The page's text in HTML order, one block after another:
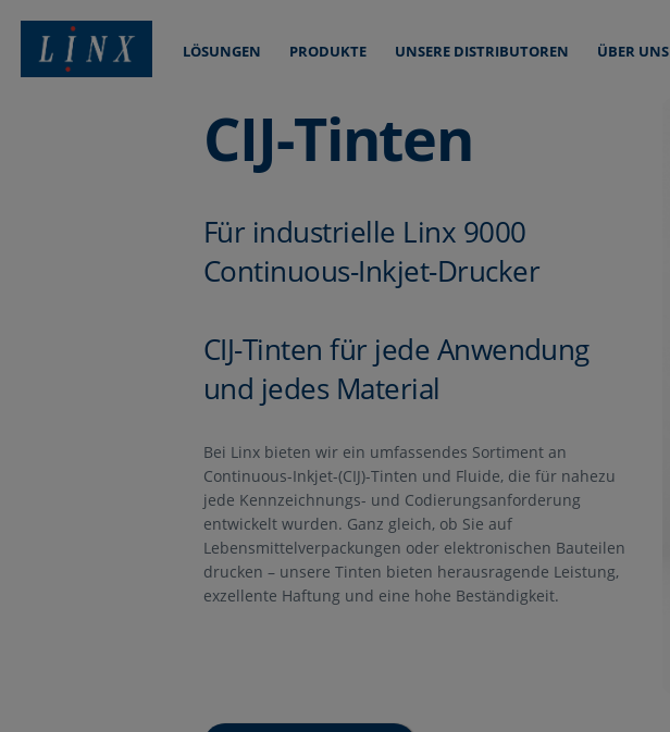
LÖSUNGEN PRODUKTE UNSERE DISTRIBUTOREN ÜBER UNS
CIJ-Tinten
Für industrielle Linx 9000
Continuous-Inkjet-Drucker
CIJ-Tinten für jede Anwendung
und jedes Material
Bei Linx bieten wir ein umfassendes Sortiment an
Continuous-Inkjet-(CIJ)-Tinten und Fluide, die für nahezu
jede Kennzeichnungs- und Codierungsanforderung
entwickelt wurden. Ganz gleich, ob Sie auf
Lebensmittelverpackungen oder elektronischen Bauteilen
drucken – unsere Tinten bieten herausragende Leistung,
exzellente Haftung und eine hohe Beständigkeit.